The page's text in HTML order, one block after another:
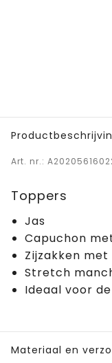
Art. nr.:
Toppers
Jas
Capuchon
Zijzakken
Stretch
Ideaal voor
Materiaal en